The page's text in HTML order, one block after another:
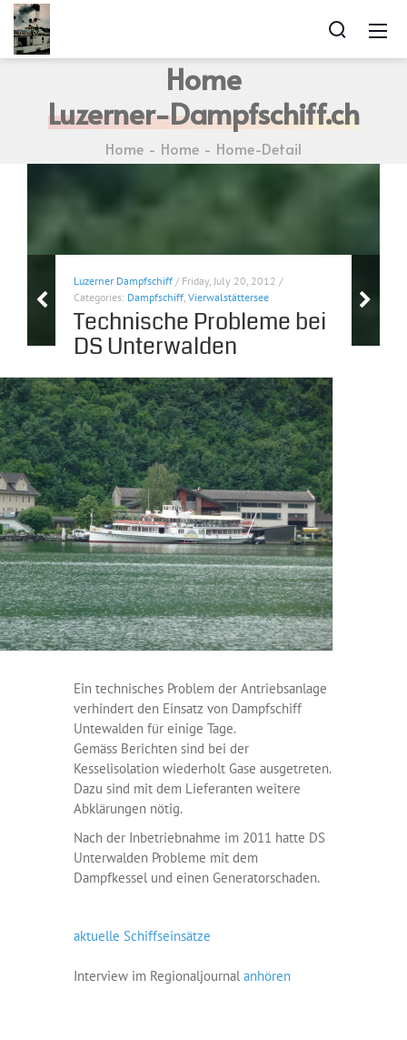
Home
Luzerner-Dampfschiff.ch
Home Home Home-Detail
Luzerner Dampfschiff / Friday, July 20, 2012 /
Categories: Dampfschiff,Vierwalstättersee
Technische Probleme bei
DS Unterwalden
Ein technisches Problem der Antriebsanlage
verhindert den Einsatz von Dampfschiff
Untewalden für einige Tage.
Gemäss Berichten sind bei der
Kesselisolation wiederholt Gase ausgetreten.
Dazu sind mit dem Lieferanten weitere
Abklärungen nötig.
Nach der Inbetriebnahme im 2011 hatte DS
Unterwalden Probleme mit dem
Dampfkessel und einen Generatorschaden.
aktuelle Schiffseinsätze
Interview im Regionaljournalanhören